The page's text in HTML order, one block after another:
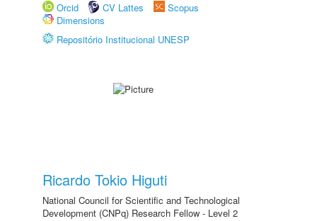
Orcid
CV Lattes
Scopus
Dimensions
Repositório Institucional UNESP
Ricardo Tokio Higuti
National Council for Scientific and Technological
Development (CNPq) Research Fellow - Level 2